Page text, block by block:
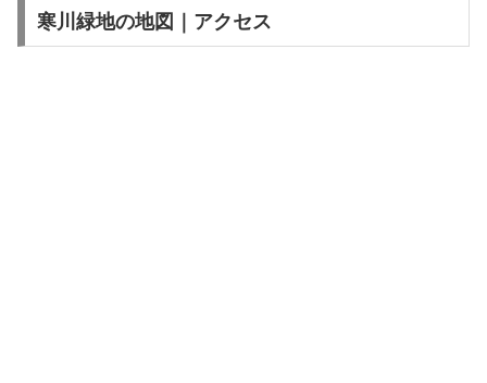
寒川緑地の地図｜アクセス